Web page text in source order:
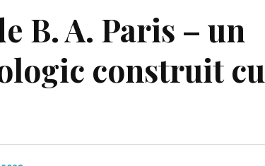
B. A. Paris – un
construit cu